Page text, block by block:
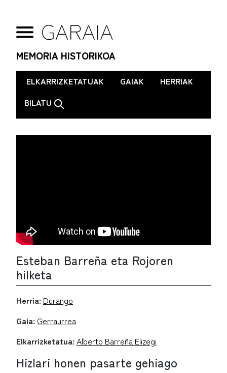
MEMORIA HISTORIKOA
. ELKARRIZKETATUAK GAIAK
HERRIAK
BILATU
Esteban Barreña eta Rojoren
hilketa
Herria: Durango
Gaia: Gerraurrea
Elkarrizketatua: Alberto Barreña Elizegi
Hizlari honen pasarte gehiago